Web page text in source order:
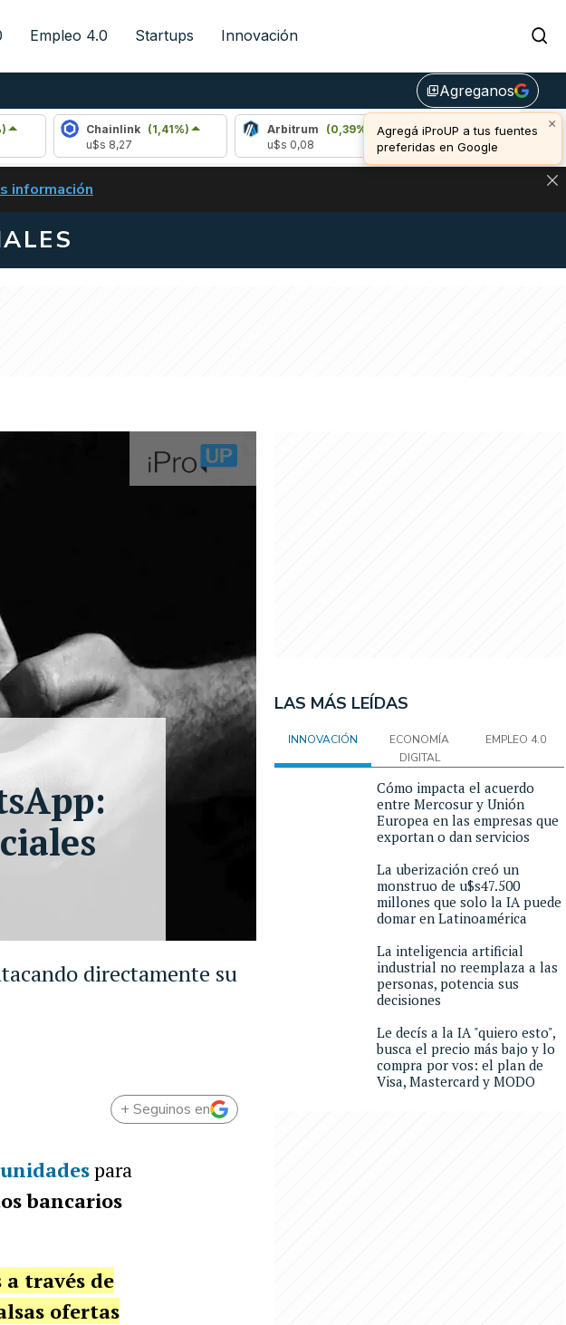
Empleo 4.0 Startups Innovación
library_addAgreganos
×
Agregá iProUP a tus fuentes
preferidas en Google
Chainlink
(1,41%)
Arbitrum
(0,39%)
Bitcoin (1,10%)
u$s 64.994,00
ACT EN ARGENTINA: IMPACTO EN BITCOIN, DÓLAR CRIPTO Y EXCHANGES
información
directamente su
+ Seguinos en
para
bancarios
través de
ofertas
LAS MÁS LEÍDAS
INNOVACIÓN
ECONOMÍA
DIGITAL
EMPLEO 4.0
Cómo impacta el acuerdo
entre Mercosur y Unión
Europea en las empresas que
exportan o dan servicios
La uberización creó un
monstruo de u$s47.500
millones que solo la IA puede
domar en Latinoamérica
La inteligencia artificial
industrial no reemplaza a las
personas, potencia sus
decisiones
Le decís a la IA "quiero esto",
busca el precio más bajo y lo
compra por vos: el plan de
Visa, Mastercard y MODO